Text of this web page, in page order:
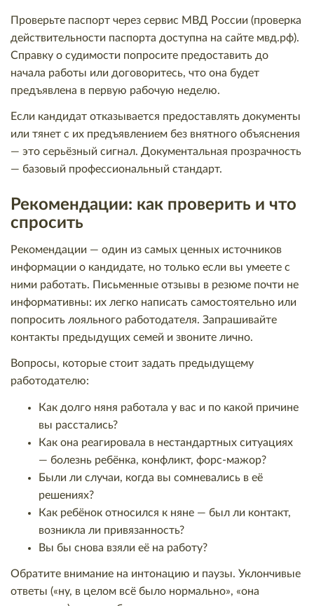
Проверьте паспорт через сервис МВД России (проверка
действительности паспорта доступна на сайте мвд.рф).
Справку о судимости попросите предоставить до
начала работы или договоритесь, что она будет
предъявлена в первую рабочую неделю.
Если кандидат отказывается предоставлять документы
или тянет с их предъявлением без внятного объяснения
— это серьёзный сигнал. Документальная прозрачность
— базовый профессиональный стандарт.
Рекомендации: как проверить и что
спросить
Рекомендации — один из самых ценных источников
информации о кандидате, но только если вы умеете с
ними работать. Письменные отзывы в резюме почти не
информативны: их легко написать самостоятельно или
попросить лояльного работодателя. Запрашивайте
контакты предыдущих семей и звоните лично.
Вопросы, которые стоит задать предыдущему
работодателю:
Как долго няня работала у вас и по какой причине
вы расстались?
Как она реагировала в нестандартных ситуациях
— болезнь ребёнка, конфликт, форс-мажор?
Были ли случаи, когда вы сомневались в её
решениях?
Как ребёнок относился к няне — был ли контакт,
возникла ли привязанность?
Вы бы снова взяли её на работу?
Обратите внимание на интонацию и паузы. Уклончивые
ответы («ну, в целом всё было нормально», «она